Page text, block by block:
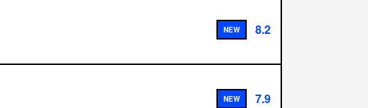
NEW 8.2
NEW 7.9